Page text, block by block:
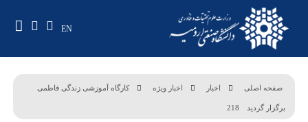
EN
صفحه اصلی اخبار اخبار ویژه کارگاه آموزشی زندگی فاطمی
برگزار گردید 218